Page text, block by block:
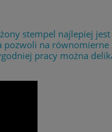
stempel najlepiej jest
na
pracy można